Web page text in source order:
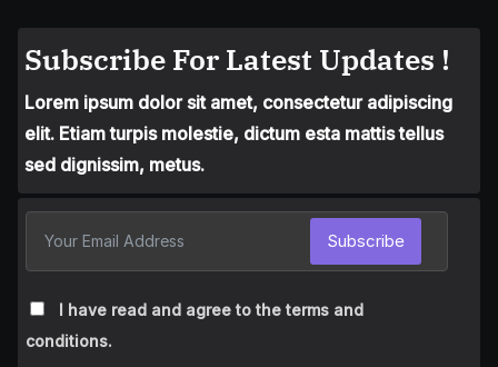
Subscribe For Latest Updates !
Lorem ipsum dolor sit amet, consectetur adipiscing
elit. Etiam turpis molestie, dictum esta mattis tellus
sed dignissim, metus.
I have read and agree to the terms and
conditions.
Subscribe